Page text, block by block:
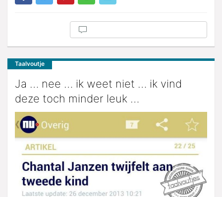
Taalvoutje
Ja … nee … ik weet niet … ik vind
deze toch minder leuk …